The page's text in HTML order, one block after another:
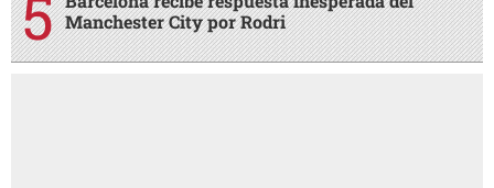
Manchester City por Rodri